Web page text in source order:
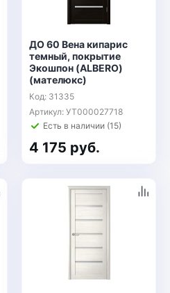
ДО 60 Вена кипарис
темный, покрытие
Экошпон (ALBERO)
(мателюкс)
Код: 31335
Артикул: УТ000027718
Есть в наличии (15)
4 175 руб.